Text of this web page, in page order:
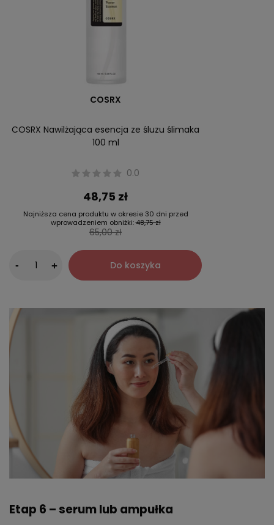
COSRX
COSRX Nawilżająca esencja ze śluzu ślimaka
100 ml
0.0
48,75 zł
Najniższa cena produktu w okresie 30 dni przed
wprowadzeniem obniżki:48,75 zł
65,00 zł
- + Do koszyka
Etap 6 – serum lub ampułka